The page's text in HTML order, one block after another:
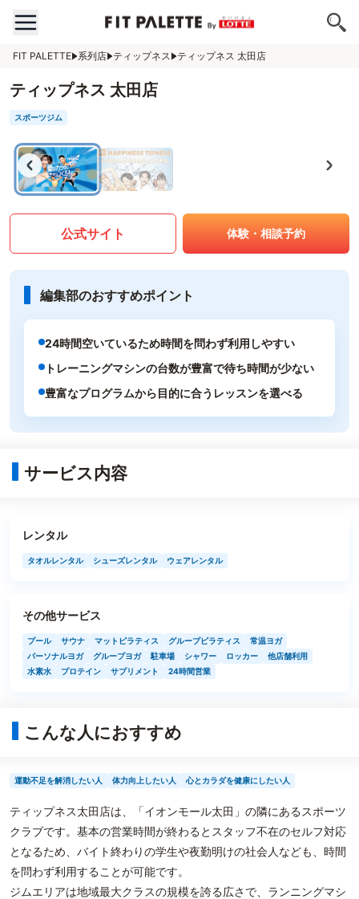
FIT PALETTE 系列店 ティップネス ティップネス 太田店
ティップネス 太田店
スポーツジム
公式サイト 体験・相談予約
編集部のおすすめポイント
24時間空いているため時間を問わず利用しやすい
トレーニングマシンの台数が豊富で待ち時間が少ない
豊富なプログラムから目的に合うレッスンを選べる
サービス内容
レンタル
タオルレンタル シューズレンタル ウェアレンタル
その他サービス
プール サウナ マットピラティス グループピラティス
常温ヨガ
パーソナルヨガ
グループヨガ 駐車場 シャワー ロッカー
他店舗利用
水素水
プロテイン サプリメント 24時間営業
こんな人におすすめ
運動不足を解消したい人 体力向上したい人 心とカラダを健康にしたい人
ティップネス太田店は、「イオンモール太田」の隣にあるスポーツ
クラブです。基本の営業時間が終わるとスタッフ不在のセルフ対応
となるため、バイト終わりの学生や夜勤明けの社会人なども、時間
を問わず利用することが可能です。
ジムエリアは地域最大クラスの規模を誇る広さで、ランニングマシ